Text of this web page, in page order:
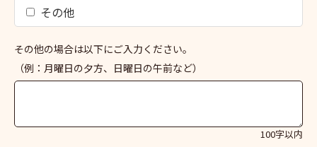
その他
その他の場合は以下にご入力ください。
（例：月曜日の夕方、日曜日の午前など）
100字以内